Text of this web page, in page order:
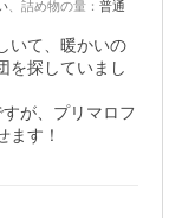
詰め物の量 ： 普通
いて、暖かいの
を探していまし
が、プリマロフ
ます！